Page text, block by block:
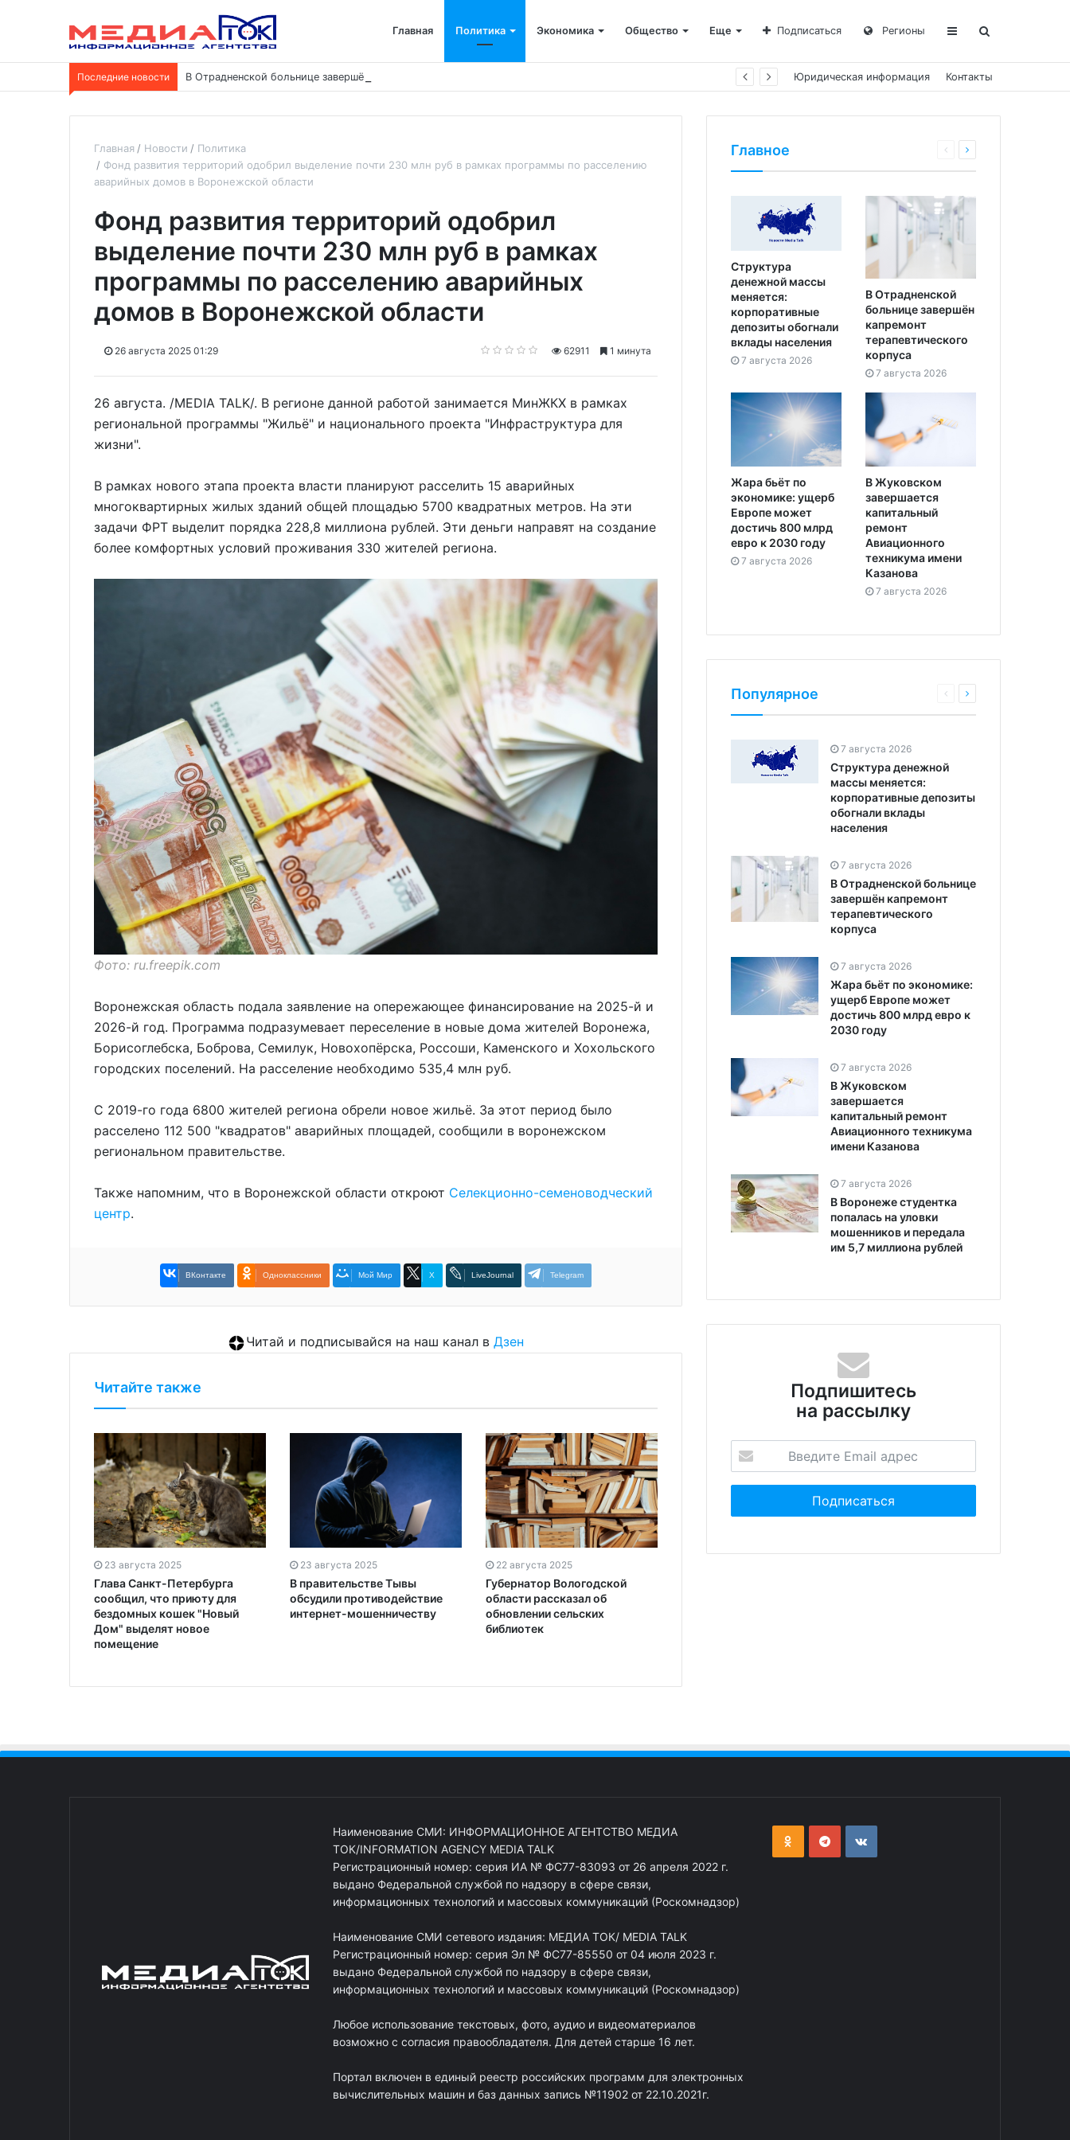
Главная Политика Экономика Общество Еще Подписаться Регионы
Последние новости В Отрадненской больнице завершён капремонт терапевтического корпуса Юридическая информация Контакты
Главная Новости
Политика
Фонд развития территорий одобрил выделение почти 230 млн руб в рамках программы по расселению
аварийных домов в Воронежской области
Фонд развития территорий одобрил
выделение почти 230 млн руб в рамках
программы по расселению аварийных
домов в Воронежской области
26 августа 2025 01:29 62911 1 минута
26 августа. /MEDIA TALK/. В регионе данной работой занимается МинЖКХ в рамках
региональной программы "Жильё" и национального проекта "Инфраструктура для
жизни".
В рамках нового этапа проекта власти планируют расселить 15 аварийных
многоквартирных жилых зданий общей площадью 5700 квадратных метров. На эти
задачи ФРТ выделит порядка 228,8 миллиона рублей. Эти деньги направят на создание
более комфортных условий проживания 330 жителей региона.
Фото: ru.freepik.com
Воронежская область подала заявление на опережающее финансирование на 2025-й и
2026-й год. Программа подразумевает переселение в новые дома жителей Воронежа,
Борисоглебска, Боброва, Семилук, Новохопёрска, Россоши, Каменского и Хохольского
городских поселений. На расселение необходимо 535,4 млн руб.
С 2019-го года 6800 жителей региона обрели новое жильё. За этот период было
расселено 112 500 "квадратов" аварийных площадей, сообщили в воронежском
региональном правительстве.
Также напомним, что в Воронежской области откроют Селекционно-семеноводческий
центр.
ВКонтакте Одноклассники Мой Мир X LiveJournal Telegram
Читай и подписывайся на наш канал в Дзен
Читайте также
23 августа 2025
Глава Санкт-Петербурга
сообщил, что приюту для
бездомных кошек "Новый
Дом" выделят новое
помещение
23 августа 2025
В правительстве Тывы
обсудили противодействие
интернет-мошенничеству
22 августа 2025
Губернатор Вологодской
области рассказал об
обновлении сельских
библиотек
Главное
Структура
денежной массы
меняется:
корпоративные
депозиты обогнали
вклады населения
7 августа 2026
В Отрадненской
больнице завершён
капремонт
терапевтического
корпуса
7 августа 2026
Жара бьёт по
экономике: ущерб
Европе может
достичь 800 млрд
евро к 2030 году
7 августа 2026
В Жуковском
завершается
капитальный
ремонт
Авиационного
техникума имени
Казанова
7 августа 2026
Популярное
7 августа 2026
Структура денежной
массы меняется:
корпоративные депозиты
обогнали вклады
населения
7 августа 2026
В Отрадненской больнице
завершён капремонт
терапевтического
корпуса
7 августа 2026
Жара бьёт по экономике:
ущерб Европе может
достичь 800 млрд евро к
2030 году
7 августа 2026
В Жуковском
завершается
капитальный ремонт
Авиационного техникума
имени Казанова
7 августа 2026
В Воронеже студентка
попалась на уловки
мошенников и передала
им 5,7 миллиона рублей
Подпишитесь
на рассылку
Наименование СМИ: ИНФОРМАЦИОННОЕ АГЕНТСТВО МЕДИА
ТОК/INFORMATION AGENCY MEDIA TALK
Регистрационный номер: серия ИА № ФС77-83093 от 26 апреля 2022 г.
выдано Федеральной службой по надзору в сфере связи,
информационных технологий и массовых коммуникаций (Роскомнадзор)
Наименование СМИ сетевого издания: МЕДИА ТОК/ MEDIA TALK
Регистрационный номер: серия Эл № ФС77-85550 от 04 июля 2023 г.
выдано Федеральной службой по надзору в сфере связи,
информационных технологий и массовых коммуникаций (Роскомнадзор)
Любое использование текстовых, фото, аудио и видеоматериалов
возможно с согласия правообладателя. Для детей старше 16 лет.
Портал включен в единый реестр российских программ для электронных
вычислительных машин и баз данных запись №11902 от 22.10.2021г.